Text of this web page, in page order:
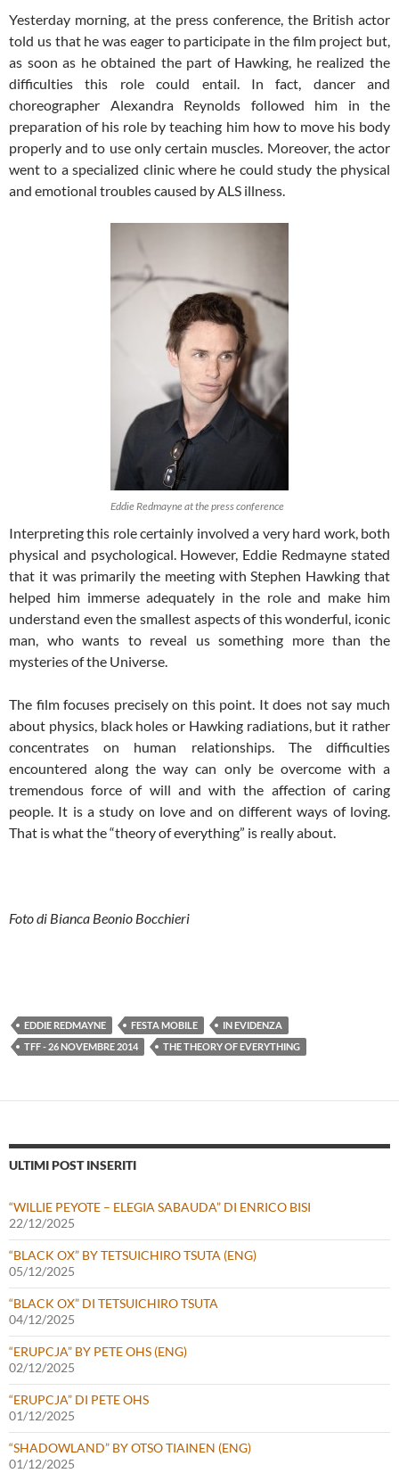
Yesterday morning, at the press conference, the British actor
told us that he was eager to participate in the film project but,
as soon as he obtained the part of Hawking, he realized the
difficulties this role could entail. In fact, dancer and
choreographer Alexandra Reynolds followed him in the
preparation of his role by teaching him how to move his body
properly and to use only certain muscles. Moreover, the actor
went to a specialized clinic where he could study the physical
and emotional troubles caused by ALS illness.
Eddie Redmayne at the press conference
Interpreting this role certainly involved a very hard work, both
physical and psychological. However, Eddie Redmayne stated
that it was primarily the meeting with Stephen Hawking that
helped him immerse adequately in the role and make him
understand even the smallest aspects of this wonderful, iconic
man, who wants to reveal us something more than the
mysteries of the Universe.
The film focuses precisely on this point. It does not say much
about physics, black holes or Hawking radiations, but it rather
concentrates on human relationships. The difficulties
encountered along the way can only be overcome with a
tremendous force of will and with the affection of caring
people. It is a study on love and on different ways of loving.
That is what the “theory of everything” is really about.
Foto di Bianca Beonio Bocchieri
EDDIE REDMAYNE FESTA MOBILE
IN EVIDENZA
TFF - 26 NOVEMBRE 2014
THE THEORY OF EVERYTHING
ULTIMI POST INSERITI
“WILLIE PEYOTE – ELEGIA SABAUDA” DI ENRICO BISI
22/12/2025
“BLACK OX” BY TETSUICHIRO TSUTA (ENG)
05/12/2025
“BLACK OX” DI TETSUICHIRO TSUTA
04/12/2025
“ERUPCJA” BY PETE OHS (ENG)
02/12/2025
“ERUPCJA” DI PETE OHS
01/12/2025
“SHADOWLAND” BY OTSO TIAINEN (ENG)
01/12/2025